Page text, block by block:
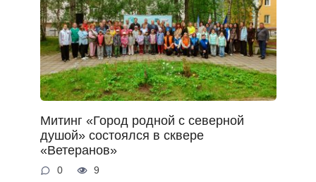
Митинг «Город родной с северной
душой» состоялся в сквере
«Ветеранов»
0 9